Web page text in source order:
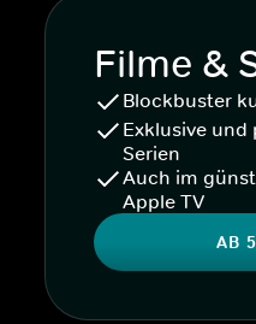
Filme &
Blockbuster
Exklusive und
Serien
Auch im
Apple TV
AB